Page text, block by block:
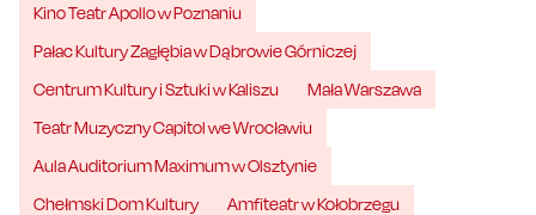
Kino Teatr Apollo w Poznaniu
Pałac Kultury Zagłębia w Dąbrowie Górniczej
Centrum Kultury i Sztuki w Kaliszu
Mała Warszawa
Teatr Muzyczny Capitol we Wrocławiu
Aula Auditorium Maximum w Olsztynie
Chełmski Dom Kultury
Amfiteatr w Kołobrzegu